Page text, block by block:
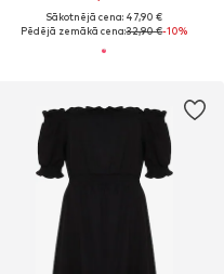
Sākotnējā cena: 47,90 €
Pēdējā zemākā cena:32,90 €-10%